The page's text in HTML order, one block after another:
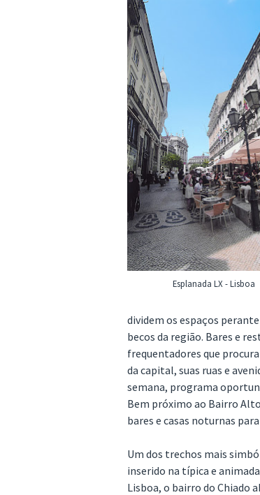
Esplanada LX - Lisboa
dividem os espaços
becos da região. Bares e
frequentadores que
da capital, suas ruas e
semana, programa
Bem próximo ao Bairro
bares e casas noturnas
Um dos trechos mais
inserido na típica e
Lisboa, o bairro do Chiado